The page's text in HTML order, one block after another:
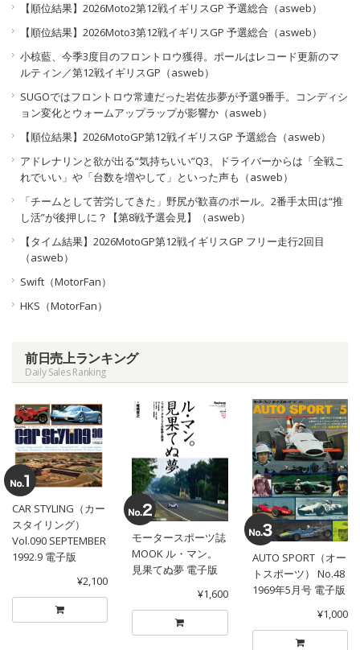
【順位結果】2026Moto2第12戦イギリスGP 予選総合（asweb）
【順位結果】2026Moto3第12戦イギリスGP 予選総合（asweb）
小椋藍、今季3度目のフロントロウ獲得。ポールはレコード更新のマ
ルティン／第12戦イギリスGP（asweb）
SUGOではフロントロウ常連だった岩佐歩夢が予選9番手。コンディシ
ョン変化とウォームアップラップが影響か（asweb）
【順位結果】2026MotoGP第12戦イギリスGP 予選総合（asweb）
アドレナリンと欲が出る“気持ちいい”Q3。ドライバーからは「全戦こ
れでいい」や「台数を増やして」といった声も（asweb）
「チームとして苦労してきた」野尻が歓喜のポール。2番手太田は“推
し活”が後押しに？【第8戦予選会見】（asweb）
【タイム結果】2026MotoGP第12戦イギリスGP フリー走行2回目
（asweb）
Swift（MotorFan）
HKS（MotorFan）
前日売上ランキング
Daily Sales Ranking
CAR STYLING（カー
スタイリング）
Vol.090 SEPTEMBER
1992.9 電子版
¥2,100
モータースポーツ誌
MOOK ル・マン。
見果てぬ夢 電子版
¥1,600
AUTO SPORT（オー
トスポーツ） No.48
1969年5月号 電子版
¥1,000